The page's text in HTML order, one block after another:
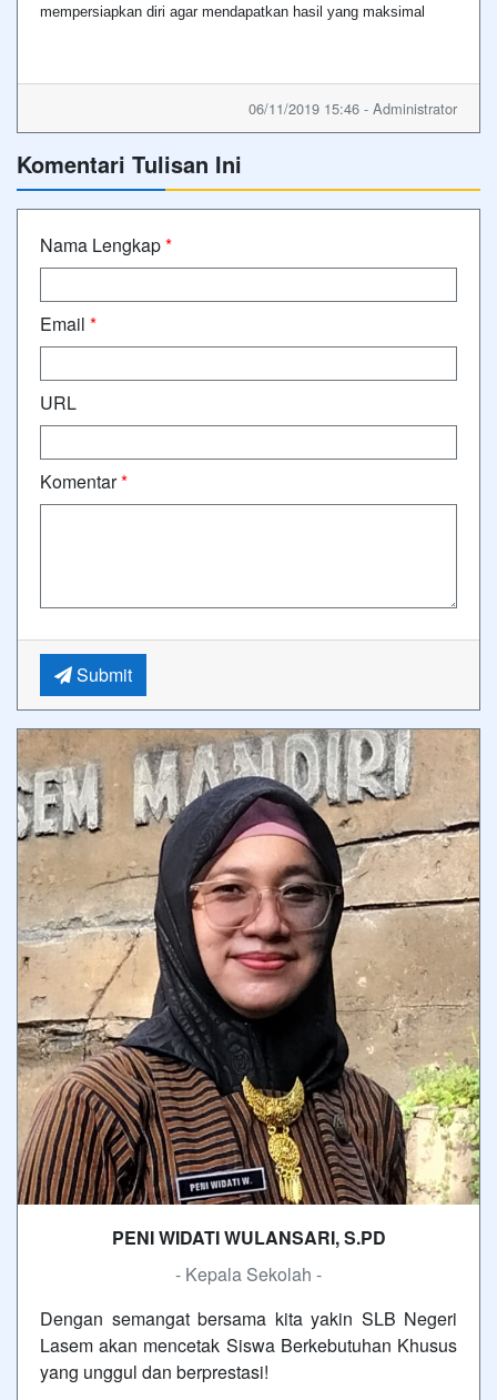
mempersiapkan diri agar mendapatkan hasil yang maksimal
06/11/2019 15:46 - Administrator
Komentari Tulisan Ini
Nama Lengkap*
Email *
URL
Komentar*
Submit
PENI WIDATI WULANSARI, S.PD
- Kepala Sekolah -
Dengan semangat bersama kita yakin SLB Negeri
Lasem akan mencetak Siswa Berkebutuhan Khusus
yang unggul dan berprestasi!